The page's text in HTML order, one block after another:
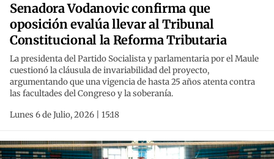
Senadora Vodanovic confirma que
oposición evalúa llevar al Tribunal
Constitucional la Reforma Tributaria
La presidenta del Partido Socialista y parlamentaria por el Maule
cuestionó la cláusula de invariabilidad del proyecto,
argumentando que una vigencia de hasta 25 años atenta contra
las facultades del Congreso y la soberanía.
Lunes 6 de Julio, 2026 | 15:18